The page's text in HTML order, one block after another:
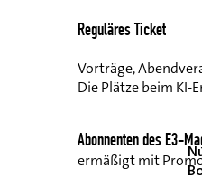
Reguläres Ticket
Vorträge,
Die Plätze beim
Abonnenten des E3-
ermäßigt mit